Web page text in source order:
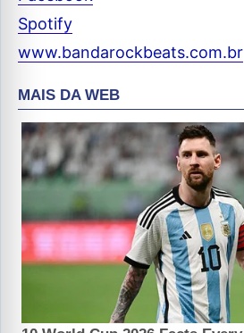
Spotify
www.bandarockbeats.com.br